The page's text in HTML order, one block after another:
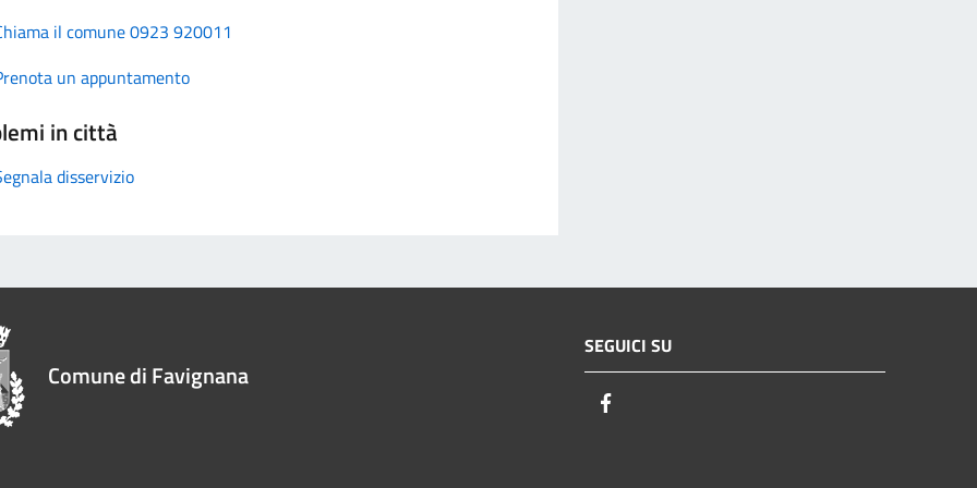
il comune 0923 920011
un appuntamento
in città
disservizio
Comune di Favignana
SEGUICI SU